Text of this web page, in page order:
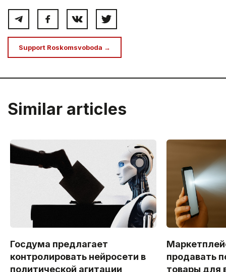
Support Roskomsvoboda →
Similar articles
Госдума предлагает
контролировать нейросети в
политической агитации
продавать
товары для